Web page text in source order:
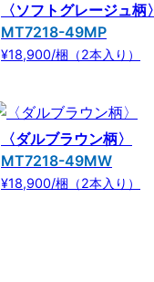
〈ソフトグレージュ柄〉
MT7218-49MP
¥18,900/梱（2本入り）
〈ダルブラウン柄〉
MT7218-49MW
¥18,900/梱（2本入り）